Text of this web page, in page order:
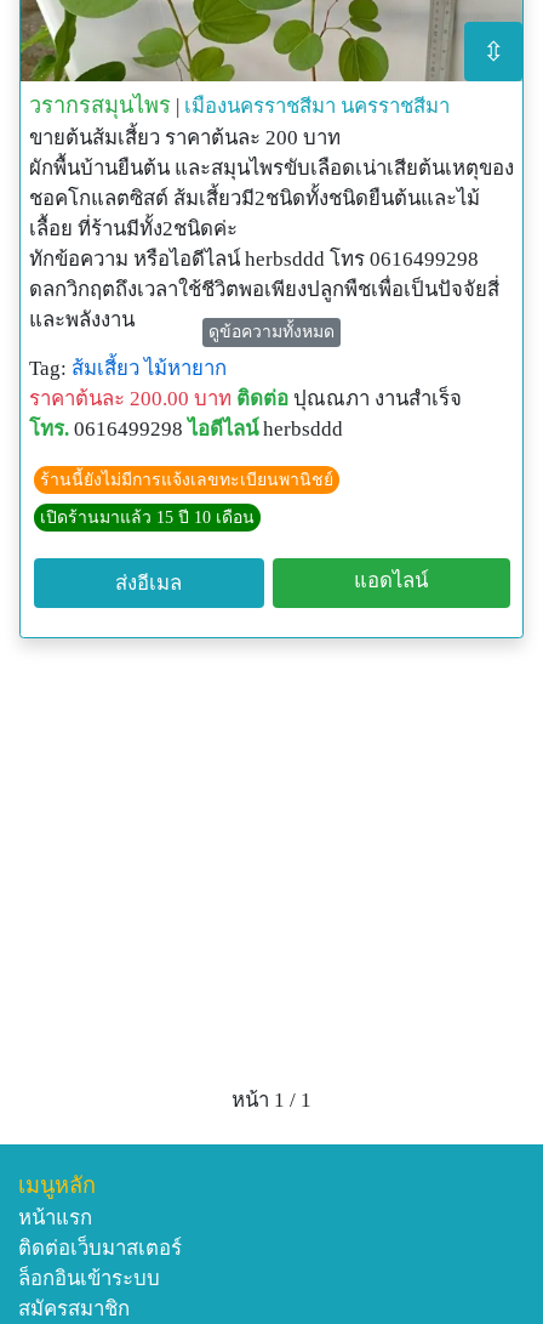
⇳
วรากรสมุนไพร | เมืองนครราชสีมา นครราชสีมา
ขายต้นส้มเสี้ยว ราคาต้นละ 200 บาท
ผักพื้นบ้านยืนต้น และสมุนไพรขับเลือดเน่าเสียต้นเหตุของ
ชอคโกแลตซิสต์ ส้มเสี้ยวมี2ชนิดทั้งชนิดยืนต้นและไม้
เลื้อย ที่ร้านมีทั้ง2ชนิดค่ะ
ทักข้อความ หรือไอดีไลน์ herbsddd โทร 0616499298
ดลกวิกฤตถึงเวลาใช้ชีวิตพอเพียงปลูกพืชเพื่อเป็นปัจจัยสี่
และพลังงาน
ชื่อวิทยาศาสตร์ : Bauhinia malabarica roxb.
วงศ์ : LEGUMINOSAE-CAESALPINIODIDEAE
ชื่ออื่น : คังโค (สุพรรณบุรี) แดงโค (สระบุรี) ป้าม (ส่วย-
สุรินทร์) ส้มเสี้ยว (ภาคเหนือ) เสี้ยวส้ม (นครราชสึมา)
เสี้ยวใหญ่ (ปราจีนบุรี)
ลักษณะทางพฤกษศาสตร์ : ไม้ต้นขนาดกลาง สูงถึง 15
เมตร เปลือกต้นสีเทา เปลือกแตกเป็นสะเก็ดยาวตาม
ลำต้น ใบ ทรงกลมเว้า ปลายเป็นพูกลมตื้นๆ ใบแก่เหนียว
-ใบส้มเสี้ยวและใบชะมวง รสเปรี้ยว กินสด ใส่แกง หรือใส่
ต้มยำ เปรี้ยวกลมกล่อมอร่อยมาก
-ใบนำมาทำสารสกัดบำรังผิวสมานผิวในราคาลิตรละ
4,500 บาท
ดูข้อความทั้งหมด
Tag: ส้มเสี้ยว ไม้หายาก
ราคาต้นละ 200.00 บาท ติดต่อ ปุณณภา งานสำเร็จ
โทร. 0616499298 ไอดีไลน์ herbsddd
ร้านนี้ยังไม่มีการแจ้งเลขทะเบียนพานิชย์
เปิดร้านมาแล้ว 15 ปี 10 เดือน
ส่งอีเมล แอดไลน์
หน้า 1 / 1
เมนูหลัก
หน้าแรก
ติดต่อเว็บมาสเตอร์
ล็อกอินเข้าระบบ
สมัครสมาชิก